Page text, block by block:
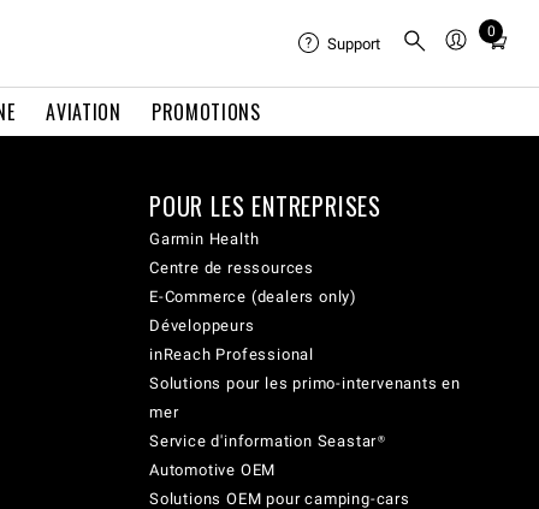
AVIATION PROMOTIONS
Support
0
Total
cart:
POUR LES ENTREPRISES
Garmin Health
Centre de ressources
E-Commerce (dealers only)
Développeurs
inReach Professional
Solutions pour les primo-intervenants en
mer
Service d'information Seastar®
Automotive OEM
Solutions OEM pour camping-cars